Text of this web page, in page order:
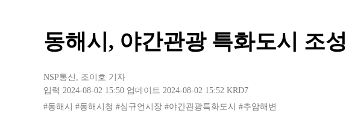
동해시, 야간관광 특화도시 조성
NSP통신 , 조이호 기자
입력 2024-08-02 15:50 업데이트 2024-08-02 15:52 KRD7
#동해시
#동해시청 #심규언시장 #야간관광특화도시 #추암해변